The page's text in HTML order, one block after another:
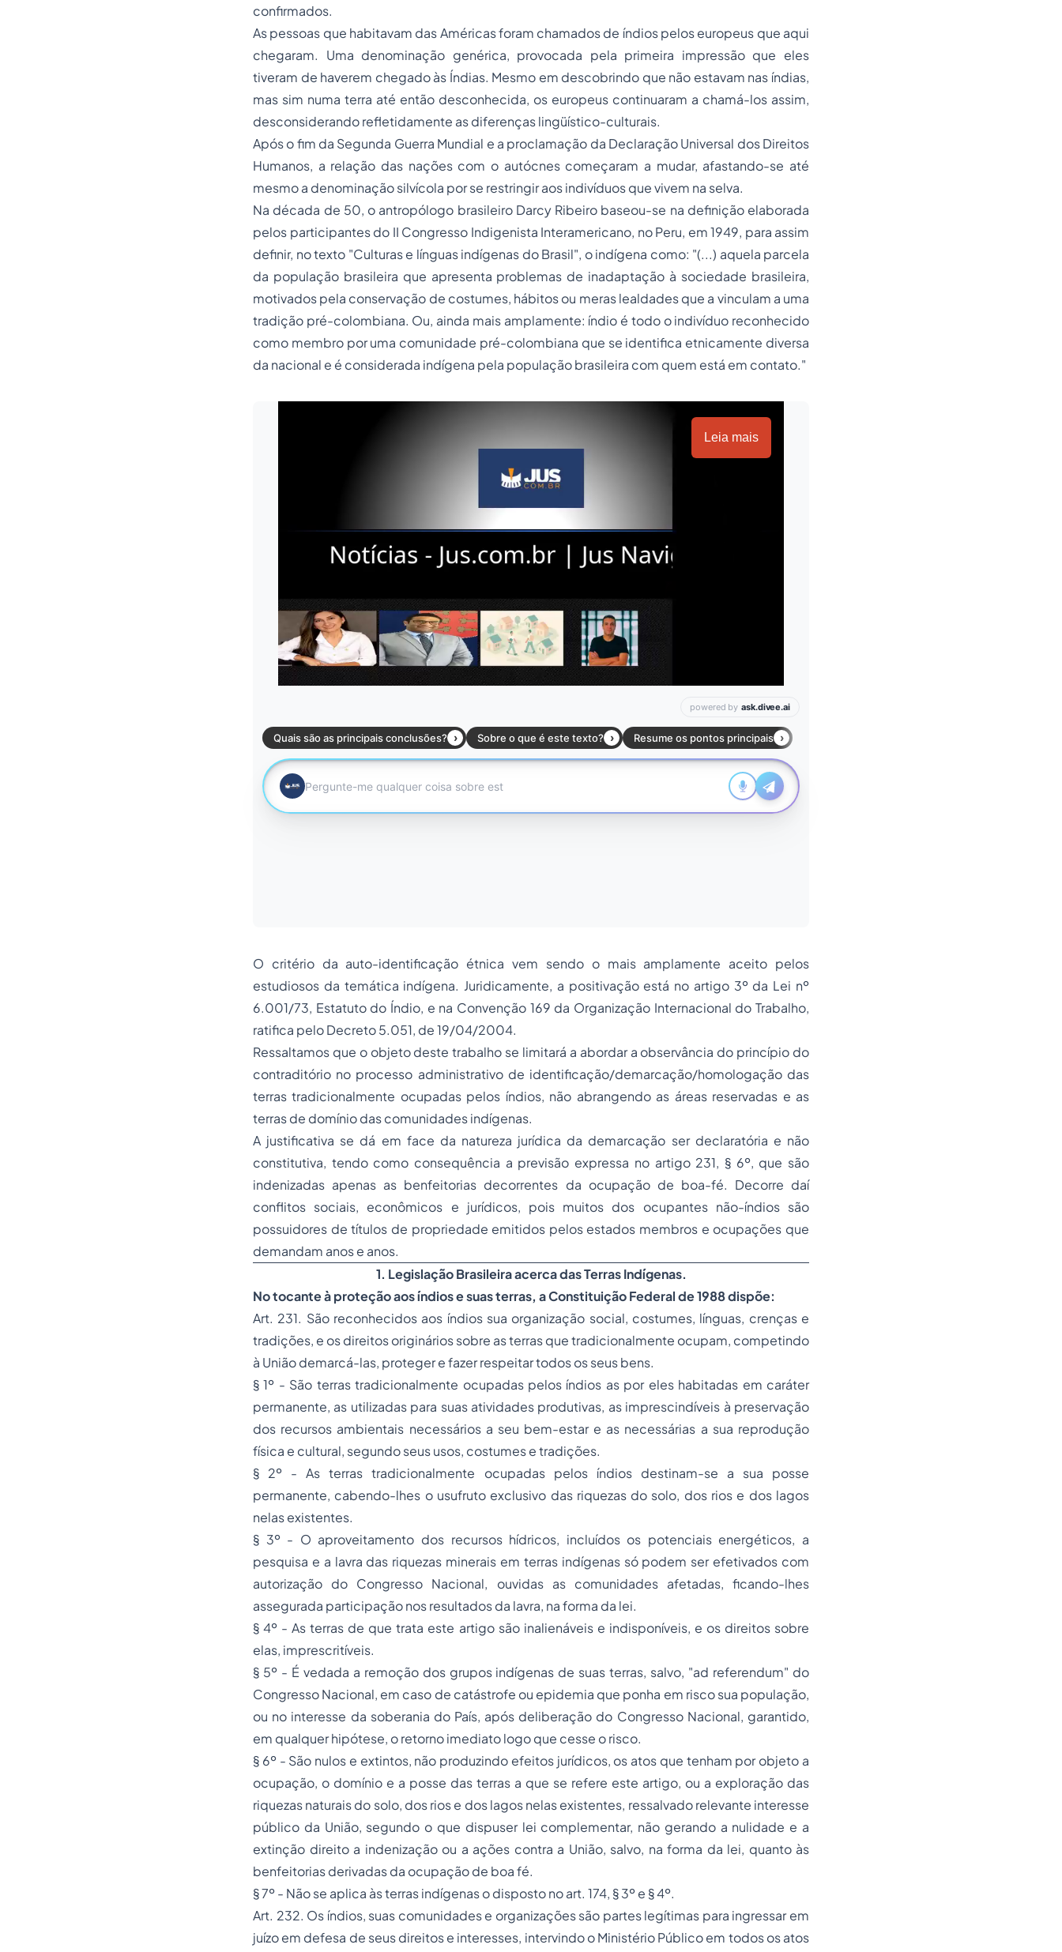
confirmados.
As pessoas que habitavam das Américas foram chamados de índios pelos europeus que aqui
chegaram. Uma denominação genérica, provocada pela primeira impressão que eles
tiveram de haverem chegado às Índias. Mesmo em descobrindo que não estavam nas índias,
mas sim numa terra até então desconhecida, os europeus continuaram a chamá-los assim,
desconsiderando refletidamente as diferenças lingüístico-culturais.
Após o fim da Segunda Guerra Mundial e a proclamação da Declaração Universal dos Direitos
Humanos, a relação das nações com o autócnes começaram a mudar, afastando-se até
mesmo a denominação silvícola por se restringir aos indivíduos que vivem na selva.
Na década de 50, o antropólogo brasileiro Darcy Ribeiro baseou-se na definição elaborada
pelos participantes do II Congresso Indigenista Interamericano, no Peru, em 1949, para assim
definir, no texto "Culturas e línguas indígenas do Brasil", o indígena como: "(...) aquela parcela
da população brasileira que apresenta problemas de inadaptação à sociedade brasileira,
motivados pela conservação de costumes, hábitos ou meras lealdades que a vinculam a uma
tradição pré-colombiana. Ou, ainda mais amplamente: índio é todo o indivíduo reconhecido
como membro por uma comunidade pré-colombiana que se identifica etnicamente diversa
da nacional e é considerada indígena pela população brasileira com quem está em contato."
Leia mais
O critério da auto-identificação étnica vem sendo o mais amplamente aceito pelos
estudiosos da temática indígena. Juridicamente, a positivação está no artigo 3º da Lei nº
6.001/73, Estatuto do Índio, e na Convenção 169 da Organização Internacional do Trabalho,
ratifica pelo Decreto 5.051, de 19/04/2004.
Ressaltamos que o objeto deste trabalho se limitará a abordar a observância do princípio do
contraditório no processo administrativo de identificação/demarcação/homologação das
terras tradicionalmente ocupadas pelos índios, não abrangendo as áreas reservadas e as
terras de domínio das comunidades indígenas.
A justificativa se dá em face da natureza jurídica da demarcação ser declaratória e não
constitutiva, tendo como consequência a previsão expressa no artigo 231, § 6º, que são
indenizadas apenas as benfeitorias decorrentes da ocupação de boa-fé. Decorre daí
conflitos sociais, econômicos e jurídicos, pois muitos dos ocupantes não-índios são
possuidores de títulos de propriedade emitidos pelos estados membros e ocupações que
demandam anos e anos.
1. Legislação Brasileira acerca das Terras Indígenas.
No tocante à proteção aos índios e suas terras, a Constituição Federal de 1988 dispõe:
Art. 231. São reconhecidos aos índios sua organização social, costumes, línguas, crenças e
tradições, e os direitos originários sobre as terras que tradicionalmente ocupam, competindo
à União demarcá-las, proteger e fazer respeitar todos os seus bens.
§ 1º - São terras tradicionalmente ocupadas pelos índios as por eles habitadas em caráter
permanente, as utilizadas para suas atividades produtivas, as imprescindíveis à preservação
dos recursos ambientais necessários a seu bem-estar e as necessárias a sua reprodução
física e cultural, segundo seus usos, costumes e tradições.
§ 2º - As terras tradicionalmente ocupadas pelos índios destinam-se a sua posse
permanente, cabendo-lhes o usufrutoexclusivo das riquezas do solo, dos rios e dos lagos
nelas existentes.
§ 3º - O aproveitamento dos recursos hídricos, incluídos os potenciais energéticos, a
pesquisa e a lavra das riquezas minerais em terras indígenas só podem ser efetivados com
autorização do Congresso Nacional, ouvidas as comunidades afetadas, ficando-lhes
assegurada participação nos resultados da lavra, na forma da lei.
§ 4º - As terras de que trata este artigo são inalienáveis e indisponíveis, e os direitos sobre
elas, imprescritíveis.
§ 5º - É vedada a remoção dos grupos indígenas de suas terras, salvo, "ad referendum" do
Congresso Nacional, em caso de catástrofe ou epidemia que ponha em risco sua população,
ou no interesse da soberania do País, após deliberação do Congresso Nacional, garantido,
em qualquer hipótese, o retorno imediato logo que cesse o risco.
§ 6º - São nulos e extintos, não produzindo efeitos jurídicos, os atos que tenham por objeto a
ocupação, o domínio e a posse das terras a que se refere este artigo, ou a exploração das
riquezas naturais do solo, dos rios e dos lagos nelas existentes, ressalvado relevante interesse
público da União, segundo o que dispuser lei complementar, não gerando a nulidade e a
extinção direito a indenização ou a ações contra a União, salvo, na forma da lei, quanto às
benfeitorias derivadas da ocupação de boa fé.
§ 7º - Não se aplica às terras indígenas o disposto no art. 174, § 3º e § 4º.
Art. 232. Os índios, suas comunidades e organizações são partes legítimas para ingressar em
juízo em defesa de seus direitos e interesses, intervindo o Ministério Público em todos os atos